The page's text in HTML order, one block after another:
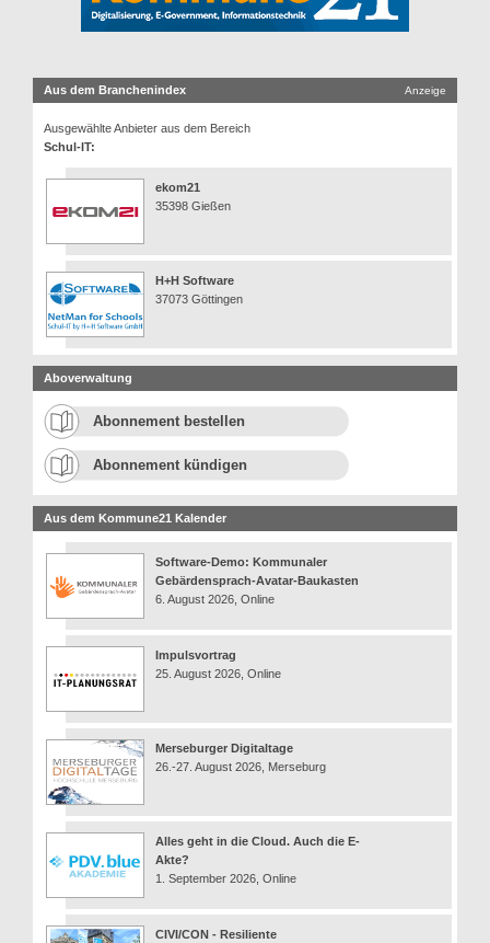
Aus dem Branchenindex Anzeige
Ausgewählte Anbieter aus dem Bereich
Schul-IT:
ekom21
35398 Gießen
H+H Software
37073 Göttingen
Aboverwaltung
Abonnement bestellen
Abonnement kündigen
Aus dem Kommune21 Kalender
Software-Demo: Kommunaler
Gebärdensprach-Avatar-Baukasten
6. August 2026, Online
Impulsvortrag
25. August 2026, Online
Merseburger Digitaltage
26.-27. August 2026, Merseburg
Alles geht in die Cloud. Auch die E-
Akte?
1. September 2026, Online
CIVI/CON - Resiliente